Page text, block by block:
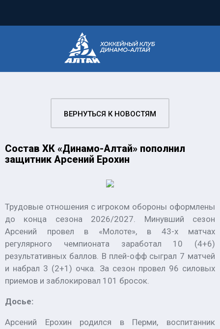
ВЕРНУТЬСЯ К НОВОСТЯМ
Состав ХК «Динамо-Алтай» пополнил
защитник Арсений Ерохин
Трудовые отношения с игроком обороны оформлены
до конца сезона 2026/2027. Минувший сезон
Арсений провел в «Молоте», в 43-х матчах
регулярного чемпионата заработал 10 (4+6)
результативных баллов. В плей-офф сыграл 7 матчей
и набрал 3 (2+1) очка. За сезон провел 96 силовых
приемов и заблокировал 101 бросок.
Досье:
Арсений Ерохин родился в Перми, воспитанник